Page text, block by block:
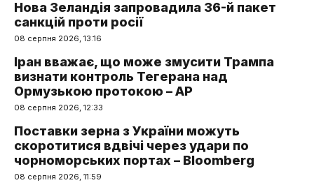
Нова Зеландія запровадила 36-й пакет
санкцій проти росії
08 серпня 2026, 13:16
Іран вважає, що може змусити Трампа
визнати контроль Тегерана над
Ормузькою протокою – AP
08 серпня 2026, 12:33
Поставки зерна з України можуть
скоротитися вдвічі через удари по
чорноморських портах – Bloomberg
08 серпня 2026, 11:59